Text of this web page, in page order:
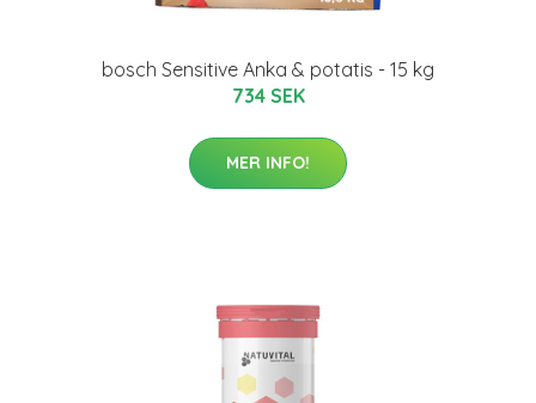
bosch Sensitive Anka & potatis - 15 kg
734 SEK
MER INFO!